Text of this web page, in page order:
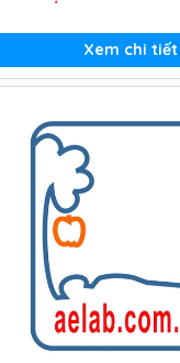
Xem chi tiết